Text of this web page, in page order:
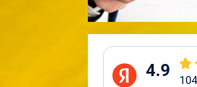
4.9 104